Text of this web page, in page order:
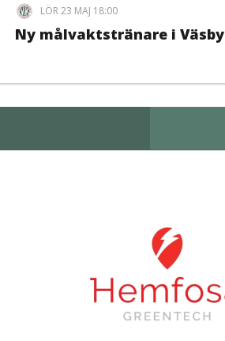
LÖR 23 MAJ 18:00
Ny målvaktstränare i Väsby